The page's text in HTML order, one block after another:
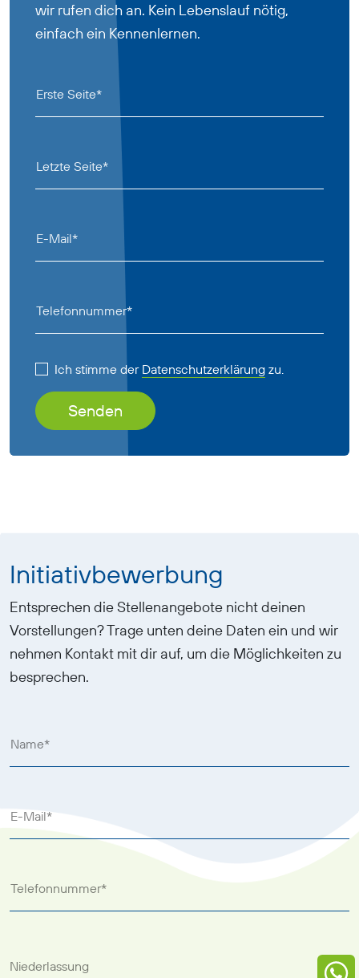
wir rufen dich an. Kein Lebenslauf nötig,
einfach ein Kennenlernen.
Erste Seite*
Letzte Seite*
E-Mail*
Telefonnummer*
Ich stimme der Datenschutzerklärung zu.
Initiativbewerbung
Entsprechen die Stellenangebote nicht deinen
Vorstellungen? Trage unten deine Daten ein und wir
nehmen Kontakt mit dir auf, um die Möglichkeiten zu
besprechen.
Name*
E-Mail*
Telefonnummer*